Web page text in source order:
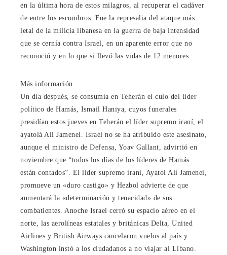
en la última hora de estos milagros, al recuperar el cadáver
de entre los escombros. Fue la represalia del ataque más
letal de la milicia libanesa en la guerra de baja intensidad
que se cernía contra Israel, en un aparente error que no
reconoció y en lo que si llevó las vidas de 12 menores.
Más información
Un día después, se consumía en Teherán el culo del líder
político de Hamás, Ismail Haniya, cuyos funerales
presidían estos jueves en Teherán el líder supremo iraní, el
ayatolá Ali Jamenei. Israel no se ha atribuido este asesinato,
aunque el ministro de Defensa, Yoav Gallant, advirtió en
noviembre que “todos los días de los líderes de Hamás
están contados”. El líder supremo iraní, Ayatol Alí Jamenei,
promueve un «duro castigo» y Hezbol advierte de que
aumentará la «determinación y tenacidad» de sus
combatientes. Anoche Israel cerró su espacio aéreo en el
norte, las aerolíneas estatales y británicas Delta, United
Airlines y British Airways cancelaron vuelos al país y
Washington instó a los ciudadanos a no viajar al Líbano.